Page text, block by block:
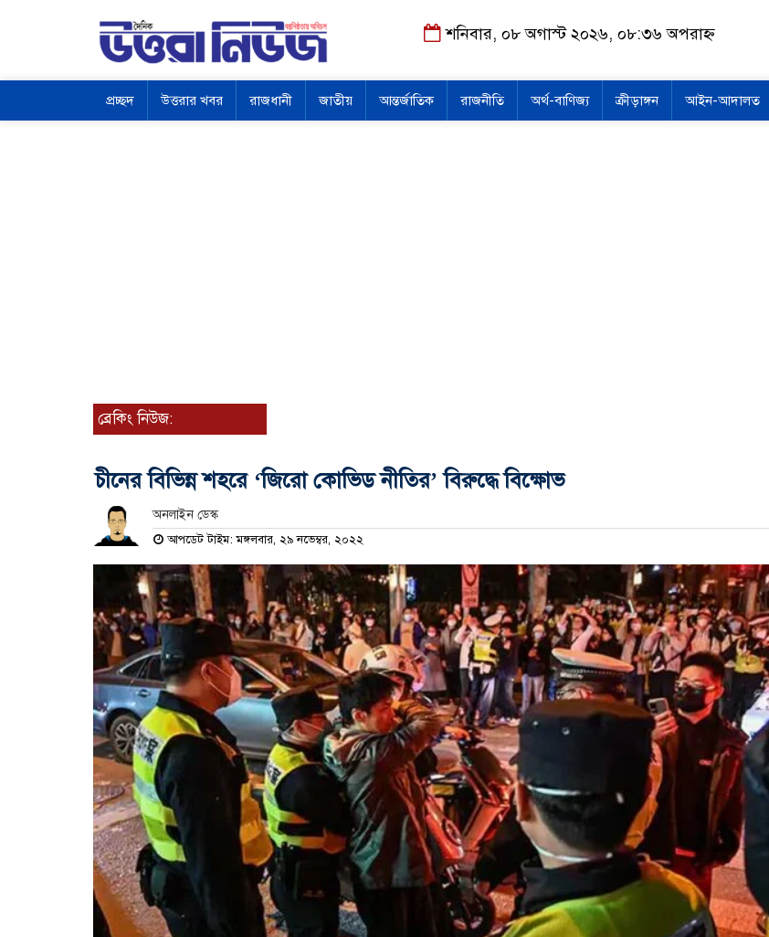
শনিবার, ০৮ অগাস্ট ২০২৬, ০৮:৩৬ অপরাহ্ন
প্রচ্ছদ উত্তরার খবর রাজধানী জাতীয় আন্তর্জাতিক রাজনীতি অর্থ-বাণিজ্য ক্রীড়াঙ্গন আইন-আদালত
ব্রেকিং নিউজ:
চীনের বিভিন্ন শহরে ‘জিরো কোভিড নীতির’ বিরুদ্ধে বিক্ষোভ
অনলাইন ডেস্ক
আপডেট টাইম: মঙ্গলবার, ২৯ নভেম্বর, ২০২২